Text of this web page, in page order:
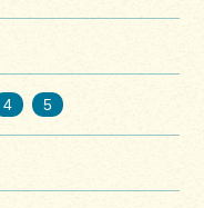
4 5